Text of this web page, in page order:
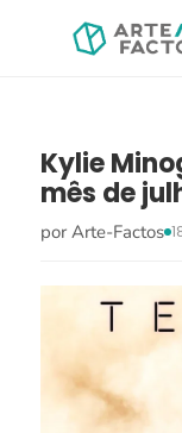
Kylie
mês de
por Arte-Factos